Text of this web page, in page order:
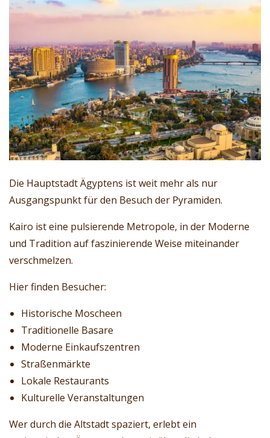
Die Hauptstadt Ägyptens ist weit mehr als nur
Ausgangspunkt für den Besuch der Pyramiden.
Kairo ist eine pulsierende Metropole, in der Moderne
und Tradition auf faszinierende Weise miteinander
verschmelzen.
Hier finden Besucher:
Historische Moscheen
Traditionelle Basare
Moderne Einkaufszentren
Straßenmärkte
Lokale Restaurants
Kulturelle Veranstaltungen
Wer durch die Altstadt spaziert, erlebt ein